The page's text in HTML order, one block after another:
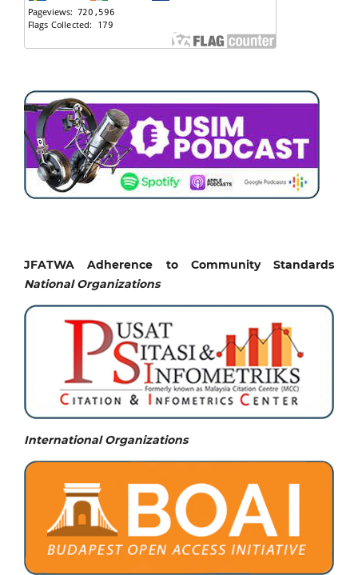
JFATWA Adherence to Community Standards
National Organizations
International Organizations